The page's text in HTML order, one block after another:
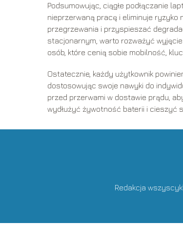
Podsumowując, ciągłe podłączanie
nieprzerwaną pracę i eliminuje ryzyko
przegrzewania i przyspieszać
stacjonarnym, warto rozważyć
osób, które cenią sobie mobilność,
Ostatecznie, każdy użytkownik
dostosowując swoje nawyki do
przed przerwami w dostawie prądu,
wydłużyć żywotność baterii i cieszyć
Redakcja